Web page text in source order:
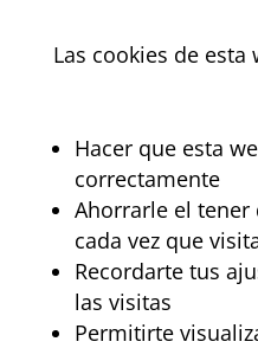
Las cookies de esta
Hacer que esta
correctamente
Ahorrarle el
cada vez que
Recordarte tus
las visitas
Permitirte